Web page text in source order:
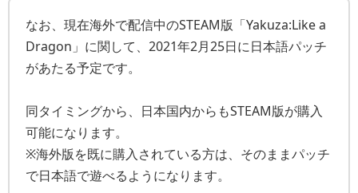
なお、現在海外で配信中のSTEAM版「Yakuza:Like a
Dragon」に関して、2021年2月25日に日本語パッチ
があたる予定です。
同タイミングから、日本国内からもSTEAM版が購入
可能になります。
※海外版を既に購入されている方は、そのままパッチ
で日本語で遊べるようになります。